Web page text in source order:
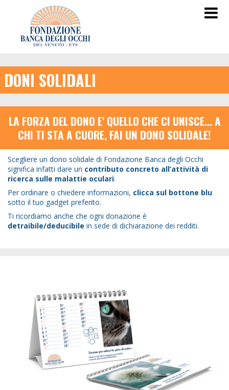
DONI SOLIDALI
LA FORZA DEL DONO E' QUELLO CHE CI UNISCE... A
CHI TI STA A CUORE, FAI UN DONO SOLIDALE!
Scegliere un dono solidale di Fondazione Banca degli Occhi
significa infatti dare un contributo concreto all’attività di
ricerca sulle malattie oculari.
Per ordinare o chiedere informazioni, clicca sul bottone blu
sotto il tuo gadget preferito.
Ti ricordiamo anche che ogni donazione è
detraibile/deducibile in sede di dichiarazione dei redditi.